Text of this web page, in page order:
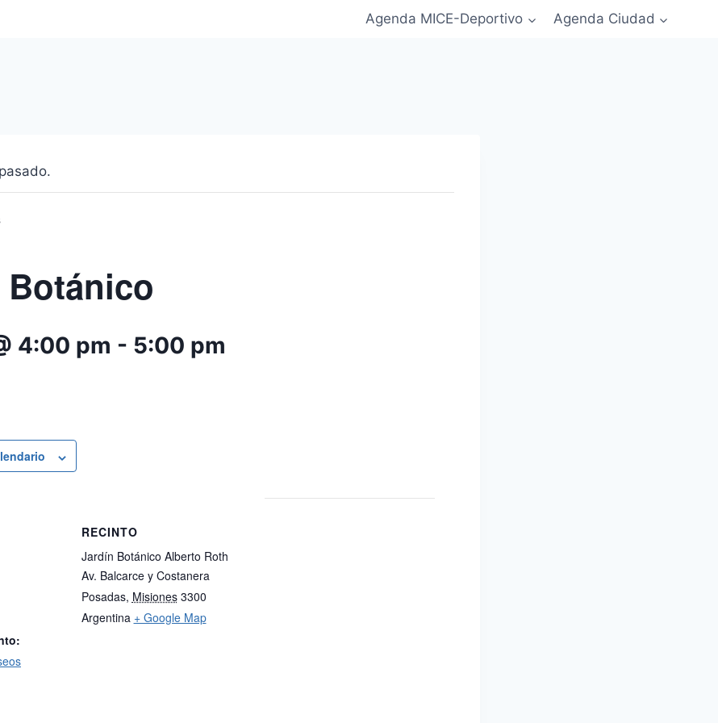
Agenda MICE-Deportivo Agenda Ciudad
4:00 pm - 5:00 pm
RECINTO
Jardín Botánico Alberto Roth
Av. Balcarce y Costanera
Posadas, Misiones 3300
Argentina + Google Map